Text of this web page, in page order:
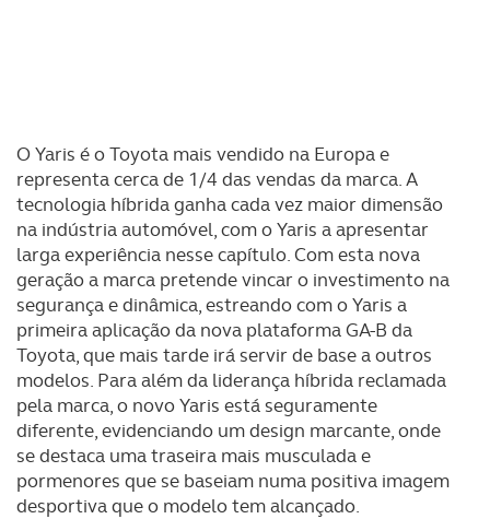
O Yaris é o Toyota mais vendido na Europa e
representa cerca de 1/4 das vendas da marca. A
tecnologia híbrida ganha cada vez maior dimensão
na indústria automóvel, com o Yaris a apresentar
larga experiência nesse capítulo. Com esta nova
geração a marca pretende vincar o investimento na
segurança e dinâmica, estreando com o Yaris a
primeira aplicação da nova plataforma GA-B da
Toyota, que mais tarde irá servir de base a outros
modelos. Para além da liderança híbrida reclamada
pela marca, o novo Yaris está seguramente
diferente, evidenciando um design marcante, onde
se destaca uma traseira mais musculada e
pormenores que se baseiam numa positiva imagem
desportiva que o modelo tem alcançado.